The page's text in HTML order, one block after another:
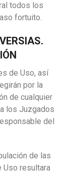
todos los
fortuito.
de Uso, así
por la
de cualquier
los Juzgados
del
de las
Uso resultara